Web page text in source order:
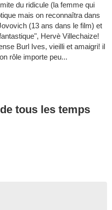
du ridicule (la femme qui
mais on reconnaîtra dans
(13 ans dans le film) et
Hervè Villechaize!
Burl Ives, vieilli et amaigri! il
rôle importe peu...
tous les temps